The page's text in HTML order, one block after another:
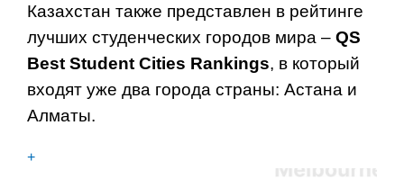
Казахстан также представлен в рейтинге
лучших студенческих городов мира – QS
Best Student Cities Rankings, в который
входят уже два города страны: Астана и
Алматы.
+